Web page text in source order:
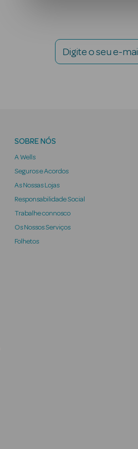
Digite o seu e-mail
SOBRE NÓS
A Wells
Seguros e Acordos
As Nossas Lojas
Responsabilidade Social
Trabalhe connosco
Os Nossos Serviços
Folhetos